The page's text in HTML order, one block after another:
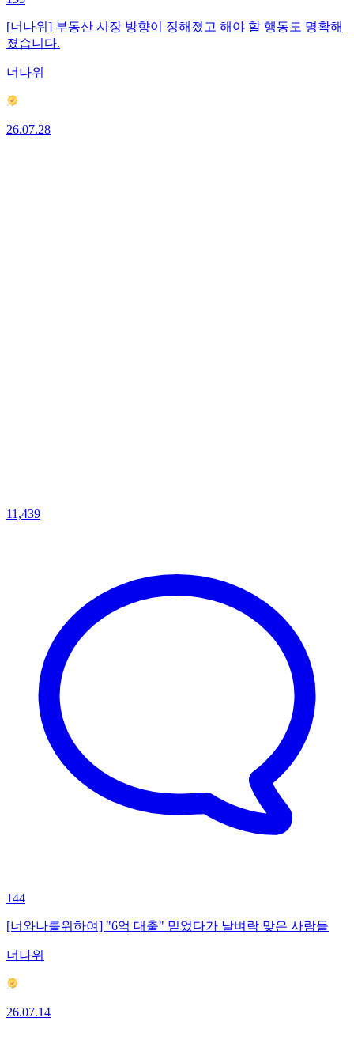
[너나위] 부동산 시장 방향이 정해졌고 해야 할 행동도 명확해
졌습니다.
너나위
26.07.28
11,439
144
[너와나를위하여] "6억 대출" 믿었다가 날벼락 맞은 사람들
너나위
26.07.14